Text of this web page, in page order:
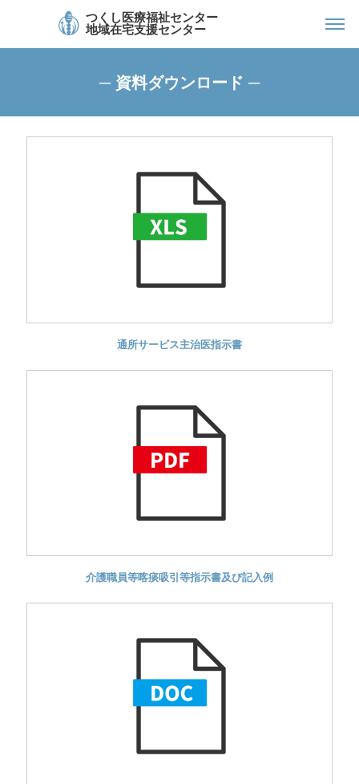
つくし医療福祉センター
地域在宅支援センター
─ 資料ダウンロード ─
通所サービス主治医指示書
介護職員等喀痰吸引等指示書及び記入例